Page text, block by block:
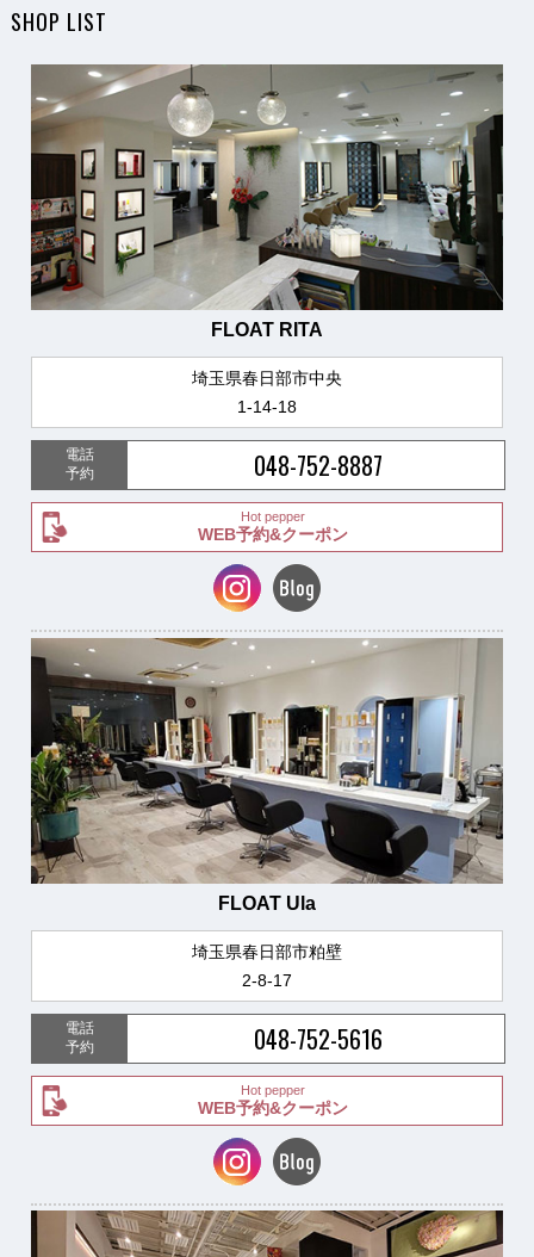
SHOP LIST
FLOAT RITA
埼玉県春日部市中央
1-14-18
電話
予約
048-752-8887
Hot pepper
WEB予約&クーポン
FLOAT Ula
埼玉県春日部市粕壁
2-8-17
電話
予約
048-752-5616
Hot pepper
WEB予約&クーポン